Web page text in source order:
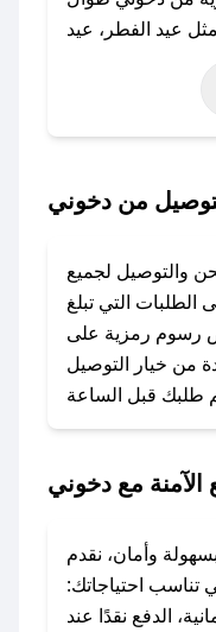
عيد الفطر، عيد
نوفمبر)، رمضان،
حتى عروض خاصة
بسهولة على
لإضافته
بسرعة.
### كيفية استخدام كود خصم دخوني؟
1. انسخ كود الخصم من تطبيق صحصح.
2. الصقه في خانة الدفع عند التسوق من دخوني.
### ماذا أفعل إذا لم يعمل كود الخصم؟
البريد الإلكتروني،
أسرع وقت ممكن.
من دخوني
والتوصيل لجميع
التي تبلغ
رسوم رمزية على
من خيار التوصيل
الآمنة مع دخوني
وأمان، نقدم
تناسب احتياجاتك:
الدفع نقدًا عند